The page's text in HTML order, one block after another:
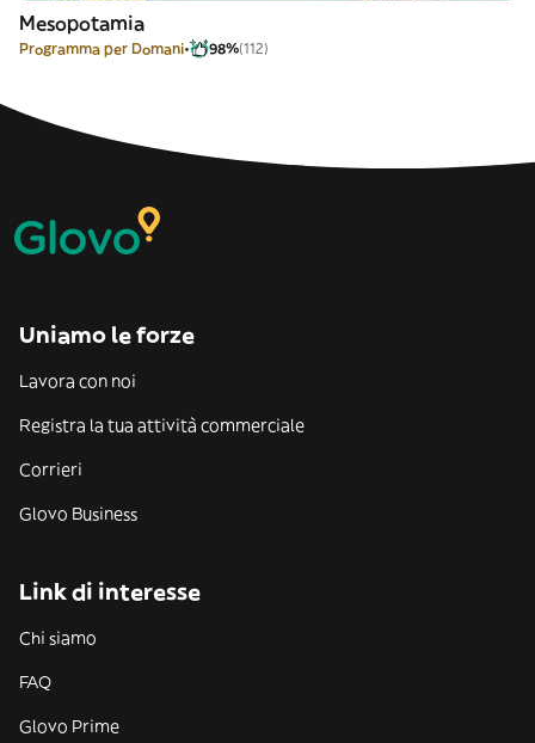
Mesopotamia
Programma per Domani 98%(112)
Uniamo le forze
Lavora con noi
Registra la tua attività commerciale
Corrieri
Glovo Business
Link di interesse
Chi siamo
FAQ
Glovo Prime